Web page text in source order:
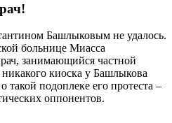
Башлыковым не удалось.
больнице Миасса
занимающийся частной
киоска у Башлыкова
такой подоплеке его протеста –
оппонентов.